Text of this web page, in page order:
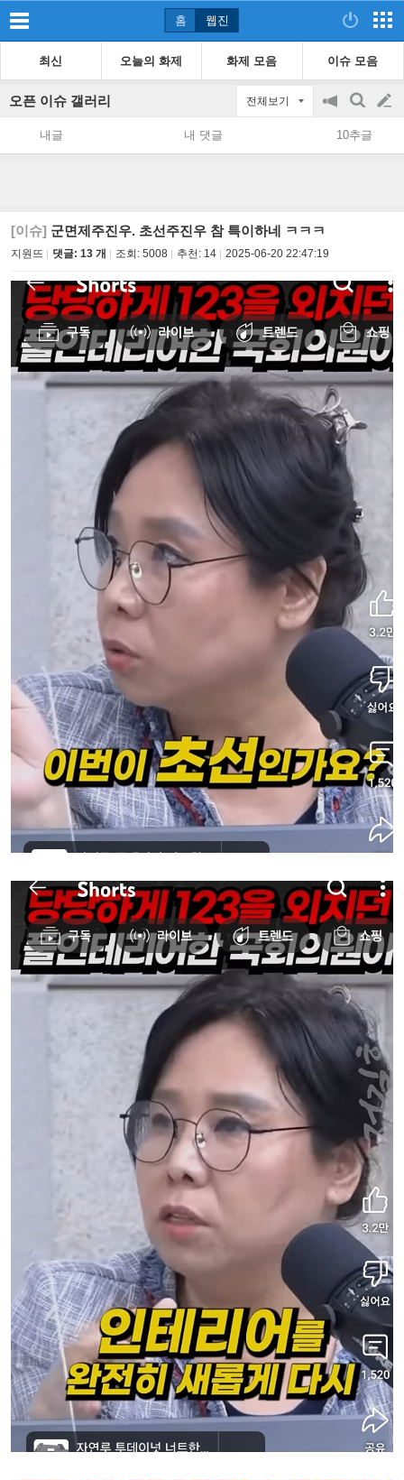
홈 웹진
최신 오늘의 화제 화제 모음 이슈 모음
오픈 이슈 갤러리 전체보기
공
지
on/off
검
색
글
쓰
내글 내 댓글 10추글
[이슈] 군면제주진우. 초선주진우 참 특이하네 ㅋㅋㅋ
지원뜨 댓글: 13 개 조회: 5008 추천: 14 2025-06-20 22:47:19